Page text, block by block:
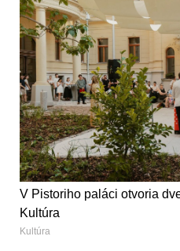
V Pistoriho paláci otvoria
Kultúra
Kultúra